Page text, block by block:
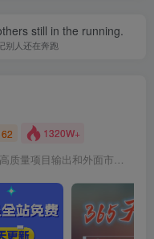
still in the running.
别人还在奔跑
62 1320W+
二当家网创-_全网首发_高质量项目输出和外面市场高价课程一模一样